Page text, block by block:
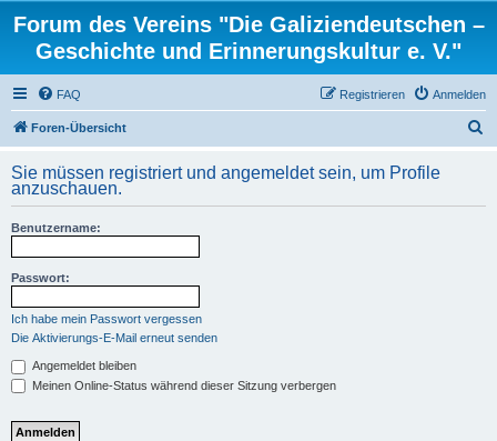
Forum des Vereins "Die Galiziendeutschen –
Geschichte und Erinnerungskultur e. V."
FAQ Anmelden
Registrieren
Foren-Übersicht
h
Sie müssen registriert und angemeldet sein, um Profile
anzuschauen.
Benutzername:
Passwort:
Ich habe mein Passwort vergessen
Die Aktivierungs-E-Mail erneut senden
Angemeldet bleiben
Meinen Online-Status während dieser Sitzung verbergen